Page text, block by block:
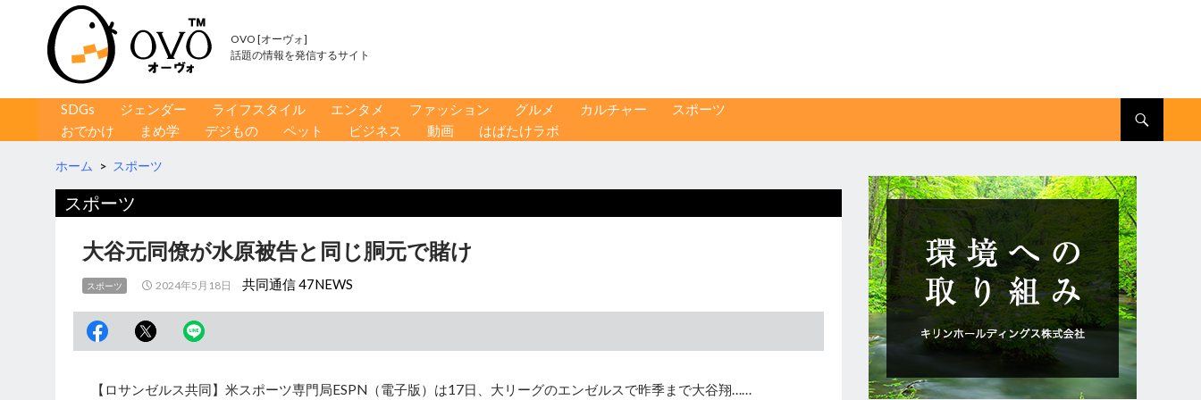
OVO [オーヴォ]
話題の情報を発信するサイト
コンテンツへ移動
SDGs ジェンダー ライフスタイル エンタメ ファッション グルメ カルチャー
スポーツ
おでかけ
まめ学 デジもの ペット ビジネス 動画 はばたけラボ
ホーム > スポーツ
スポーツ
大谷元同僚が水原被告と同じ胴元で賭け
スポーツ 2024年5月18日 共同通信 47NEWS
【ロサンゼルス共同】米スポーツ専門局ESPN（電子版）は17日、大リーグのエンゼルスで昨季まで大谷翔……